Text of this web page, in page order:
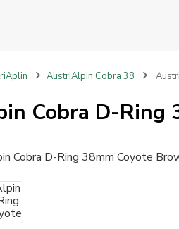
AustriAlpin Cobra 38
Cobra D-Ring